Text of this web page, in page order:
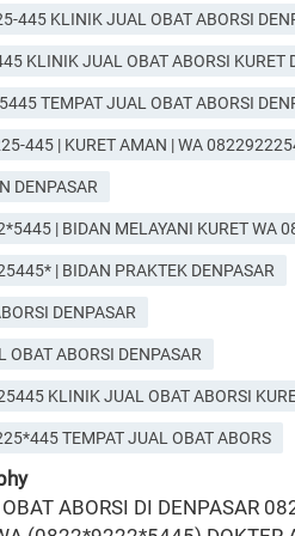
445 KLINIK JUAL OBAT ABORSI
KLINIK JUAL OBAT ABORSI KURET
TEMPAT JUAL OBAT ABORSI
445 | KURET AMAN | WA
DENPASAR
| BIDAN MELAYANI KURET WA
| BIDAN PRAKTEK DENPASAR
DENPASAR
OBAT ABORSI DENPASAR
KLINIK JUAL OBAT ABORSI
TEMPAT JUAL OBAT ABORS
TEMPAT JUAL OBAT ABORSI DENPASAR, WA (0822*92225*445) TEMPAT JUAL OBAT ABORSI KURET DENPASAR, WA *08229*2225445* DOKTER ABORSI DENPASAR, WA 082292225445 KLINIK JUAL OBAT ABORSI DENPASAR, WA 0822*92225*445 KLINIK JUAL OBAT ABORSI KURET DENPASAR, WA 0822*92225*445 BIDAN ABORSI DENPASAR, WA 082292225445 | DOKTER KURET DENPASAR, WA 0822*92225*445 JASA ABORSI DENPASAR, WA *082292225445* | DOKTER ABORSI DENPASAR, | WA 082292225445 TEMPAT JUAL OBAT KURET DENPASAR, WA 082292225445 TEMPAT JUAL OBAT ABORSI DENPASAR, | WA 08229-2225-445 | KURET AMAN | WA 082292225445 | LOKASI ABORSI DENPASAR, | ABORSI AMAN DENPASAR, WA 082292225445 TEMPAT JUAL OBAT KURET DENPASAR, WA 082292225445 | BIDAN MELAYANI KURET WA 082292225445 WA 082292225445 PROSES KURET AMAN DENPASAR, WA 082292225445 | BIDAN PRAKTEK DENPASAR, | WA 08229/2225/445 JUAL OBAT ABORSI DENPASAR, | TEMPAT JUAL OBAT ABORSI DENPASAR, 08229/2225/445 TEMPAT JUAL OBAT ABORSI DI DENPASAR, 08229/2225/445 KLINIK JUAL OBAT ABORSI KURET DENPASAR, WA (0822*9222*5445) DOKTER ABORSI DENPASAR, WA 082*292*225*445 BIDAN ABORSI DENPASAR, 08229/2225/445 TEMPAT JUAL OBAT ABORSI DENPASAR, WA 0822-9222-5445 KLINIK JUAL OBAT ABORSI DENPASAR, WA 082-2922-254-45 KLINIK JUAL OBAT ABORSI KURET DENPASAR, WA 082-292-225-445 DOKTER KURET DENPASAR, WA 082292225445 JASA ABORSI DENPASAR, WA 0822*9222*5445 , DOKTER ABORSI DENPASAR, WA 08229/2225/445 TEMPAT JUAL OBAT ABORSI KURET DENPASAR, WA 082292225445 TEMPAT JUAL OBAT KURET DENPASAR, WA 082292225445 TEMPAT JUAL OBAT ABORSI DENPASAR, WA 08229-2225-445 , KURET AMAN, WA 082292225445 , LOKASI ABORSI DENPASAR, ABORSI AMAN DENPASAR, WA 0822*92225*445 TEMPAT JUAL OBAT KURET DENPASAR, WA 082292225445 , BIDAN MELAYANI KURET WA 082292225445 WA 082292225445 PROSES KURET AMAN DENPASAR, WA *082292225445* , BIDAN PRAKTEK DENPASAR, JUAL OBAT ABORSI DENPASAR, TEMPAT JUAL OBAT ABORSI DENPASAR, *WA *08229*2225445* KLINIK JUAL OBAT ABORSI KURET DENPASAR, WA (0822/9222/5445) KLINIK JUAL OBAT ABORSI DENPASAR, WA 082*292*225*445 TEMPAT JUAL OBAT ABORSI DENPASAR, WA 082292225445 TEMPAT JUAL OBAT ABORSI KURET DENPASAR, WA *082292225445* DOKTER ABORSI DENPASAR, WA 0822*9222*5445 KLINIK JUAL OBAT ABORSI